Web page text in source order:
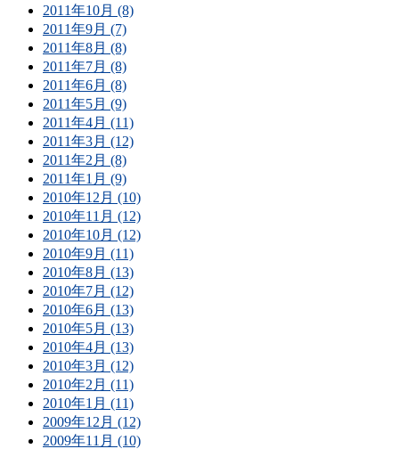
2011年10月 (8)
2011年9月 (7)
2011年8月 (8)
2011年7月 (8)
2011年6月 (8)
2011年5月 (9)
2011年4月 (11)
2011年3月 (12)
2011年2月 (8)
2011年1月 (9)
2010年12月 (10)
2010年11月 (12)
2010年10月 (12)
2010年9月 (11)
2010年8月 (13)
2010年7月 (12)
2010年6月 (13)
2010年5月 (13)
2010年4月 (13)
2010年3月 (12)
2010年2月 (11)
2010年1月 (11)
2009年12月 (12)
2009年11月 (10)